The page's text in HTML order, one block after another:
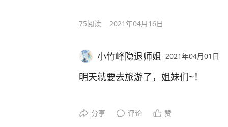
75阅读 2021年04月16日
小竹峰隐退师姐 2021年04月01日
明天就要去旅游了，姐妹们~！
分享 评论 赞